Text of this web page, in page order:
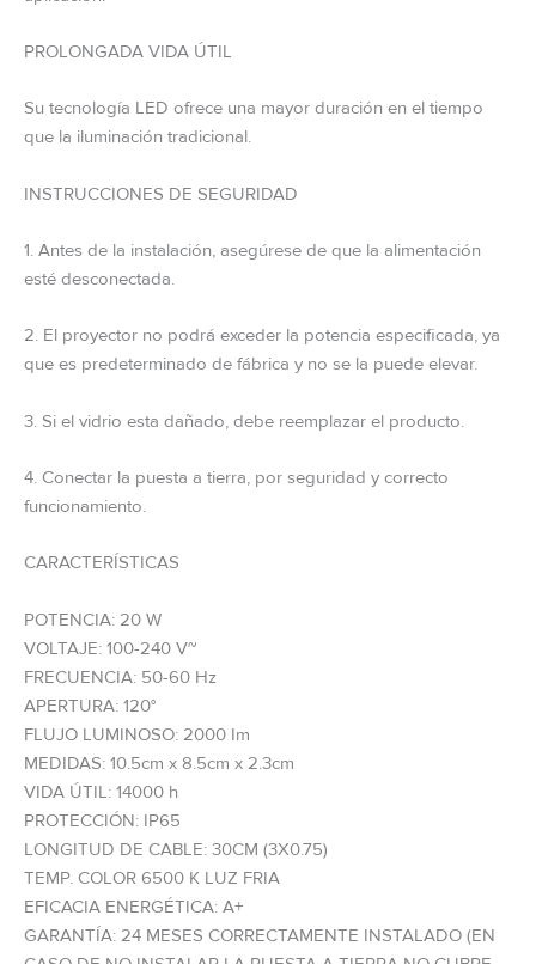
PROLONGADA VIDA ÚTIL
Su tecnología LED ofrece una mayor duración en el tiempo
que la iluminación tradicional.
INSTRUCCIONES DE SEGURIDAD
1. Antes de la instalación, asegúrese de que la alimentación
esté desconectada.
2. El proyector no podrá exceder la potencia especificada, ya
que es predeterminado de fábrica y no se la puede elevar.
3. Si el vidrio esta dañado, debe reemplazar el producto.
4. Conectar la puesta a tierra, por seguridad y correcto
funcionamiento.
CARACTERÍSTICAS
POTENCIA: 20 W
VOLTAJE: 100-240 V~
FRECUENCIA: 50-60 Hz
APERTURA: 120°
FLUJO LUMINOSO: 2000 Im
MEDIDAS: 10.5cm x 8.5cm x 2.3cm
VIDA ÚTIL: 14000 h
PROTECCIÓN: IP65
LONGITUD DE CABLE: 30CM (3X0.75)
TEMP. COLOR 6500 K LUZ FRIA
EFICACIA ENERGÉTICA: A+
GARANTÍA: 24 MESES CORRECTAMENTE INSTALADO (EN